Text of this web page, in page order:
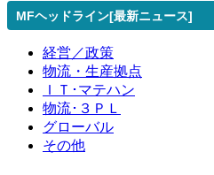
MFヘッドライン[最新ニュース]
経営／政策
物流・生産拠点
ＩＴ･マテハン
物流･３ＰＬ
グローバル
その他